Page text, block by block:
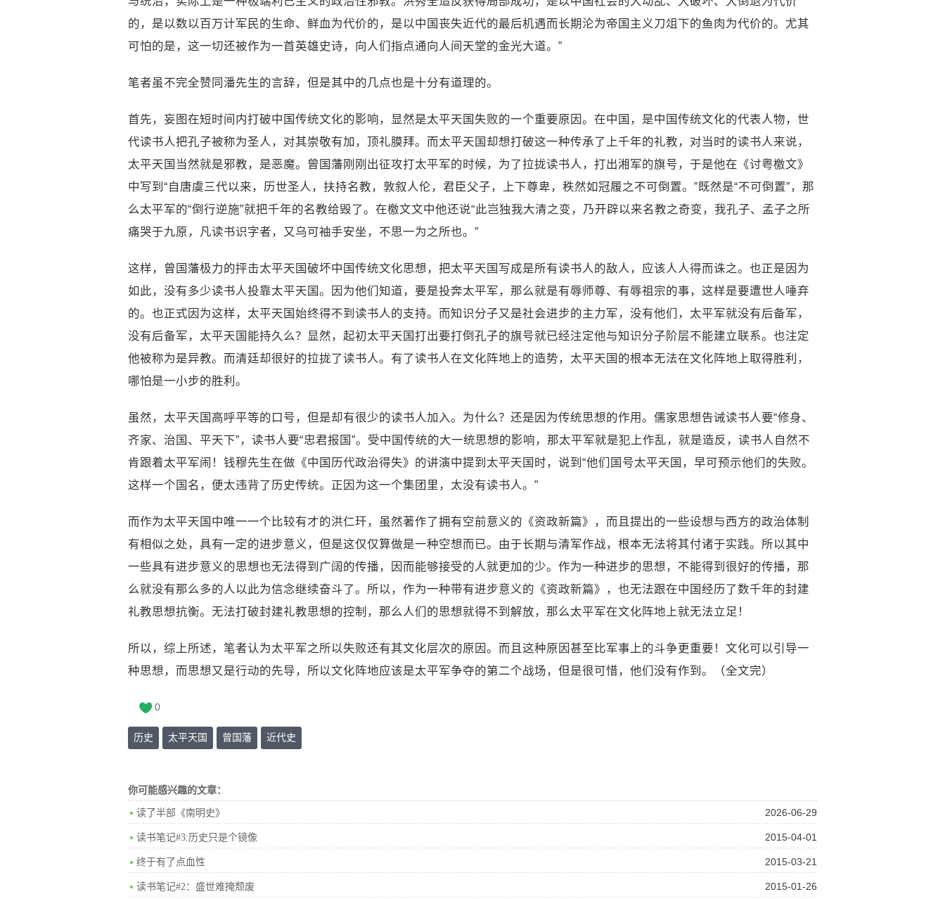
的，是以数以百万计军民的生命、鲜血为代价的，是以中国丧失近代的最后机遇而长期沦为帝国主义刀俎下的鱼肉为代价的。尤其
可怕的是，这一切还被作为一首英雄史诗，向人们指点通向人间天堂的金光大道。”
笔者虽不完全赞同潘先生的言辞，但是其中的几点也是十分有道理的。
首先，妄图在短时间内打破中国传统文化的影响，显然是太平天国失败的一个重要原因。在中国，是中国传统文化的代表人物，世
代读书人把孔子被称为圣人，对其崇敬有加，顶礼膜拜。而太平天国却想打破这一种传承了上千年的礼教，对当时的读书人来说，
太平天国当然就是邪教，是恶魔。曾国藩刚刚出征攻打太平军的时候，为了拉拢读书人，打出湘军的旗号，于是他在《讨粤檄文》
中写到“自唐虞三代以来，历世圣人，扶持名教，敦叙人伦，君臣父子，上下尊卑，秩然如冠履之不可倒置。”既然是“不可倒置”，那
么太平军的“倒行逆施”就把千年的名教给毁了。在檄文文中他还说“此岂独我大清之变，乃开辟以来名教之奇变，我孔子、孟子之所
痛哭于九原，凡读书识字者，又乌可袖手安坐，不思一为之所也。”
这样，曾国藩极力的抨击太平天国破坏中国传统文化思想，把太平天国写成是所有读书人的敌人，应该人人得而诛之。也正是因为
如此，没有多少读书人投靠太平天国。因为他们知道，要是投奔太平军，那么就是有辱师尊、有辱祖宗的事，这样是要遭世人唾弃
的。也正式因为这样，太平天国始终得不到读书人的支持。而知识分子又是社会进步的主力军，没有他们，太平军就没有后备军，
没有后备军，太平天国能持久么？显然，起初太平天国打出要打倒孔子的旗号就已经注定他与知识分子阶层不能建立联系。也注定
他被称为是异教。而清廷却很好的拉拢了读书人。有了读书人在文化阵地上的造势，太平天国的根本无法在文化阵地上取得胜利，
哪怕是一小步的胜利。
虽然，太平天国高呼平等的口号，但是却有很少的读书人加入。为什么？还是因为传统思想的作用。儒家思想告诫读书人要“修身、
齐家、治国、平天下”，读书人要“忠君报国”。受中国传统的大一统思想的影响，那太平军就是犯上作乱，就是造反，读书人自然不
肯跟着太平军闹！钱穆先生在做《中国历代政治得失》的讲演中提到太平天国时，说到“他们国号太平天国，早可预示他们的失败。
这样一个国名，便太违背了历史传统。正因为这一个集团里，太没有读书人。”
而作为太平天国中唯一一个比较有才的洪仁玕，虽然著作了拥有空前意义的《资政新篇》，而且提出的一些设想与西方的政治体制
有相似之处，具有一定的进步意义，但是这仅仅算做是一种空想而已。由于长期与清军作战，根本无法将其付诸于实践。所以其中
一些具有进步意义的思想也无法得到广阔的传播，因而能够接受的人就更加的少。作为一种进步的思想，不能得到很好的传播，那
么就没有那么多的人以此为信念继续奋斗了。所以，作为一种带有进步意义的《资政新篇》，也无法跟在中国经历了数千年的封建
礼教思想抗衡。无法打破封建礼教思想的控制，那么人们的思想就得不到解放，那么太平军在文化阵地上就无法立足！
所以，综上所述，笔者认为太平军之所以失败还有其文化层次的原因。而且这种原因甚至比军事上的斗争更重要！文化可以引导一
种思想，而思想又是行动的先导，所以文化阵地应该是太平军争夺的第二个战场，但是很可惜，他们没有作到。（全文完）
0
历史 太平天国 曾国藩 近代史
你可能感兴趣的文章：
2026-06-29
读了半部《南明史》
2015-04-01
读书笔记#3:历史只是个镜像
2015-03-21
终于有了点血性
2015-01-26
读书笔记#2：盛世难掩颓废